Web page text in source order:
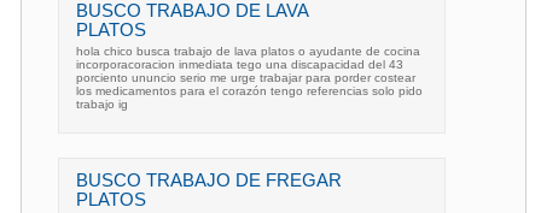
BUSCO TRABAJO DE LAVA
PLATOS
hola chico busca trabajo de lava platos o ayudante de cocina
incorporacoracion inmediata tego una discapacidad del 43
porciento ununcio serio me urge trabajar para porder costear
los medicamentos para el corazón tengo referencias solo pido
trabajo ig
BUSCO TRABAJO DE FREGAR
PLATOS